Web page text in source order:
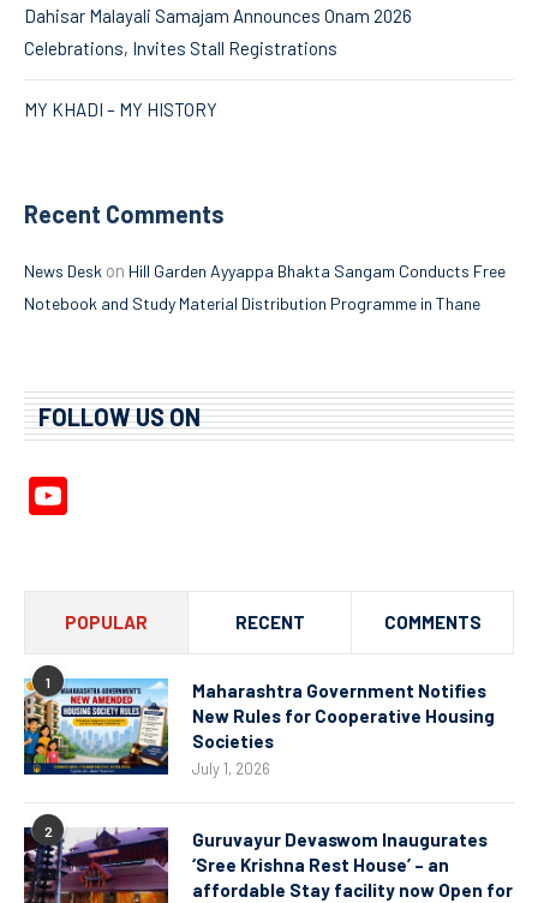
Dahisar Malayali Samajam Announces Onam 2026
Celebrations, Invites Stall Registrations
MY KHADI – MY HISTORY
Recent Comments
News Desk on Hill Garden Ayyappa Bhakta Sangam Conducts Free
Notebook and Study Material Distribution Programme in Thane
FOLLOW US ON
POPULAR RECENT COMMENTS
1
Maharashtra Government Notifies
New Rules for Cooperative Housing
Societies
July 1, 2026
2
Guruvayur Devaswom Inaugurates
‘Sree Krishna Rest House’ – an
affordable Stay facility now Open for